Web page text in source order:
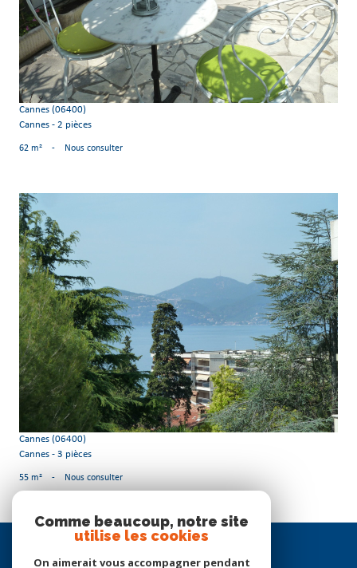
Cannes (06400)
Cannes - 2 pièces
62 m² - Nous consulter
voir le bien
Cannes (06400)
Cannes - 3 pièces
55 m² - Nous consulter
Se
connecter
Comme beaucoup, notre site
utilise les cookies
On aimerait vous accompagner pendant